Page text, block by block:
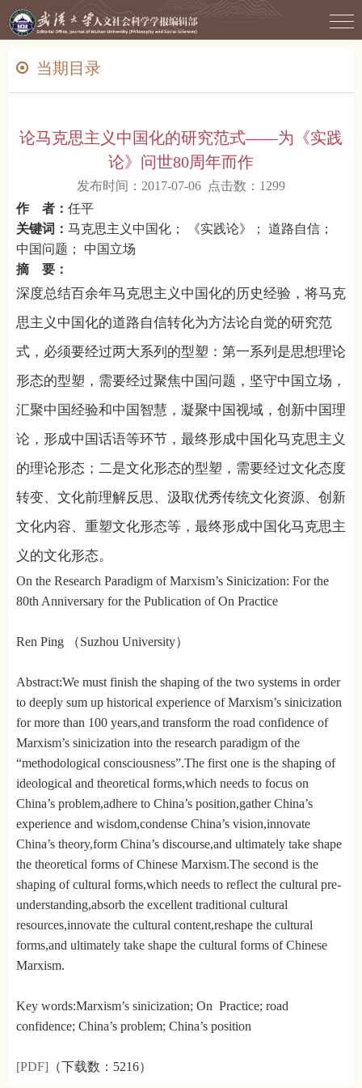
当期目录
论马克思主义中国化的研究范式——为《实践
论》问世80周年而作
发布时间：2017-07-06 点击数： 1299
作 者： 任平
关键词： 马克思主义中国化； 《实践论》； 道路自信；
中国问题； 中国立场
摘 要：
深度总结百余年马克思主义中国化的历史经验，将马克
思主义中国化的道路自信转化为方法论自觉的研究范
式，必须要经过两大系列的型塑：第一系列是思想理论
形态的型塑，需要经过聚焦中国问题，坚守中国立场，
汇聚中国经验和中国智慧，凝聚中国视域，创新中国理
论，形成中国话语等环节，最终形成中国化马克思主义
的理论形态；二是文化形态的型塑，需要经过文化态度
转变、文化前理解反思、汲取优秀传统文化资源、创新
文化内容、重塑文化形态等，最终形成中国化马克思主
义的文化形态。
On the Research Paradigm of Marxism’s Sinicization: For the
80th Anniversary for the Publication of On Practice
Ren Ping （Suzhou University）
Abstract:We must finish the shaping of the two systems in order
to deeply sum up historical experience of Marxism’s sinicization
for more than 100 years,and transform the road confidence of
Marxism’s sinicization into the research paradigm of the
“methodological consciousness”.The first one is the shaping of
ideological and theoretical forms,which needs to focus on
China’s problem,adhere to China’s position,gather China’s
experience and wisdom,condense China’s vision,innovate
China’s theory,form China’s discourse,and ultimately take shape
the theoretical forms of Chinese Marxism.The second is the
shaping of cultural forms,which needs to reflect the cultural pre-
understanding,absorb the excellent traditional cultural
resources,innovate the cultural content,reshape the cultural
forms,and ultimately take shape the cultural forms of Chinese
Marxism.
Key words:Marxism’s sinicization; On Practice; road
confidence; China’s problem; China’s position
[PDF] （下载数： 5216）